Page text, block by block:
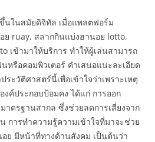
นในสมัยดิจิทัล เมื่อแพลตฟอร์ม
ย ruay, สลากกินแบ่งฮานอย lotto,
เข้ามาให้บริการ ทำให้ผู้เล่นสามารถ
หรือคอมพิวเตอร์ คำเสนอแนะละเอียด
ระวัติศาสตร์นี้เพื่อเข้าใจว่าเพราะเหตุ
งค์ประกอบป้อมคง ได้แก่ การออก
าตรฐานสากล ซึ่งช่วยลดการเสี่ยงจาก
การทำความรู้ความเข้าใจที่มาจะช่วย
ย มีหน้าที่ทางด้านสังคม เป็นต้นว่า